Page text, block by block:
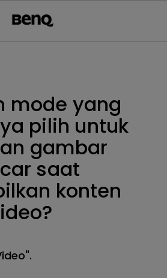
mode yang
pilih untuk
gambar
saat
konten